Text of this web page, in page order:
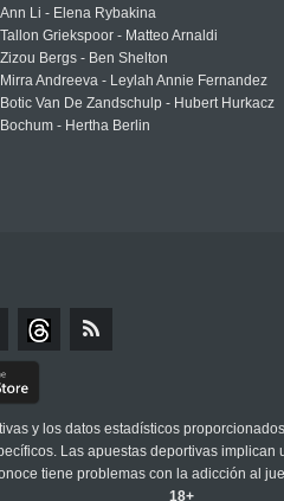
Ann Li - Elena Rybakina
Tallon Griekspoor - Matteo Arnaldi
Zizou Bergs - Ben Shelton
Mirra Andreeva - Leylah Annie Fernandez
Botic Van De Zandschulp - Hubert Hurkacz
Bochum - Hertha Berlin
y los datos estadísticos
Las apuestas deportivas
tiene problemas con la adicción al
18+